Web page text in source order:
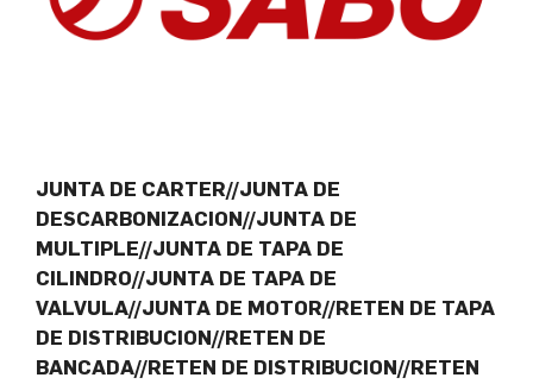
JUNTA DE CARTER//JUNTA DE
DESCARBONIZACION//JUNTA DE
MULTIPLE//JUNTA DE TAPA DE
CILINDRO//JUNTA DE TAPA DE
VALVULA//JUNTA DE MOTOR//RETEN DE TAPA
DE DISTRIBUCION//RETEN DE
BANCADA//RETEN DE DISTRIBUCION//RETEN